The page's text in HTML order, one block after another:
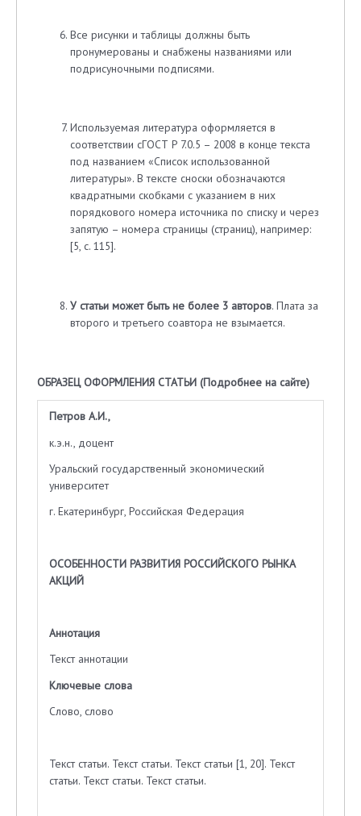
Все рисунки и таблицы должны быть
пронумерованы и снабжены названиями или
подрисуночными подписями.
Используемая литература оформляется в
соответствии сГОСТ Р 7.0.5 – 2008 в конце текста
под названием «Список использованной
литературы». В тексте сноски обозначаются
квадратными скобками с указанием в них
порядкового номера источника по списку и через
запятую – номера страницы (страниц), например:
[5, с. 115].
У статьи может быть не более 3 авторов. Плата за
второго и третьего соавтора не взымается.
ОБРАЗЕЦ ОФОРМЛЕНИЯ СТАТЬИ (Подробнее на сайте)
Петров А.И.,
к.э.н., доцент
Уральский государственный экономический
университет
г. Екатеринбург, Российская Федерация
ОСОБЕННОСТИ РАЗВИТИЯ РОССИЙСКОГО РЫНКА
АКЦИЙ
Аннотация
Текст аннотации
Ключевые слова
Слово, слово
Текст статьи. Текст статьи. Текст статьи [1, 20]. Текст
статьи. Текст статьи. Текст статьи.